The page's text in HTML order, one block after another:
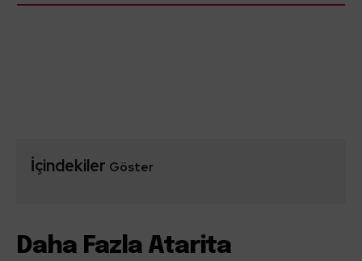
İçindekiler Göster
Daha Fazla Atarita